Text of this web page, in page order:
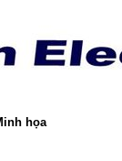
họa